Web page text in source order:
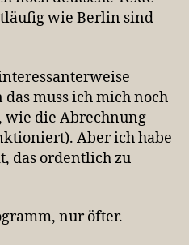
wie Berlin sind
das muss ich mich noch
die Abrechnung
Aber ich habe
das ordentlich zu
nur öfter.